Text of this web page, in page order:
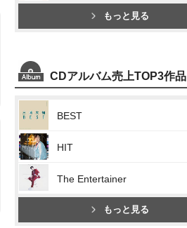
もっと見る
CDアルバム売上TOP3作品
BEST
HIT
The Entertainer
もっと見る